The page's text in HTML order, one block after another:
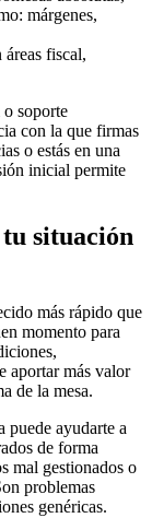
márgenes,
fiscal,
o soporte
con la que firmas
o estás en una
inicial permite
situación
más rápido que
momento para
aportar más valor
de la mesa.
puede ayudarte a
de forma
mal gestionados o
problemas
genéricas.